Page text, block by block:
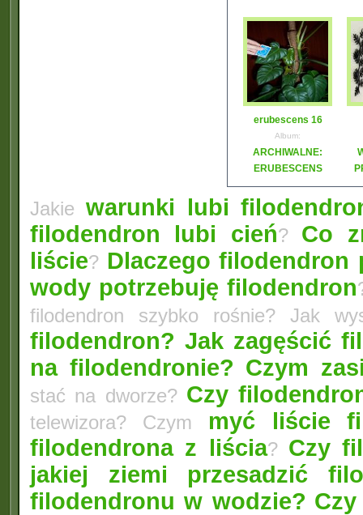
erubescens 16
Album:
ARCHIWALNE:
ERUBESCENS
Jakie warunki lubi
filodendron lubi cień? Co
liście? Dlaczego filodendron
wody potrzebuję filodendron
filodendron szybko rośnie? Jak
filodendron? Jak zagęścić
na filodendronie? Czym
stać na dworze? Czy
telewizora? Czym myć liście
filodendrona z liścia? Czy
jakiej ziemi przesadzić
filodendronu w wodzie?